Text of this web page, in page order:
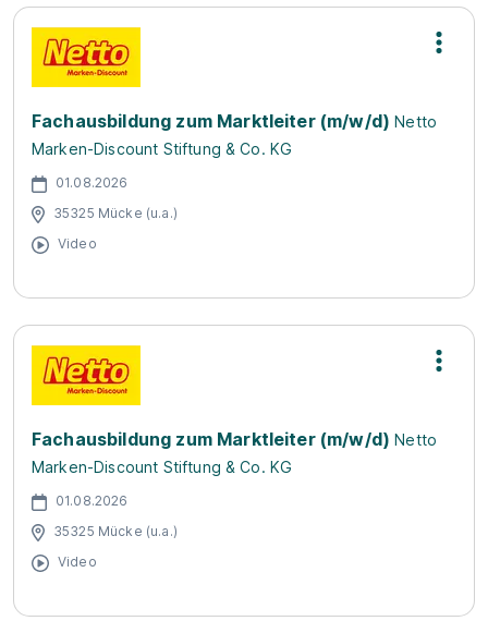
Fachausbildung zum Marktleiter (m/w/d) Netto
Marken-Discount Stiftung & Co. KG
01.08.2026
35325 Mücke (u.a.)
Video
Fachausbildung zum Marktleiter (m/w/d) Netto
Marken-Discount Stiftung & Co. KG
01.08.2026
35325 Mücke (u.a.)
Video